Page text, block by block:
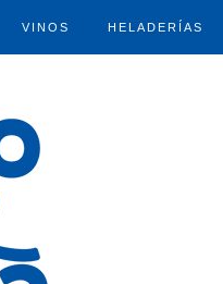
VINOS HELADERÍAS